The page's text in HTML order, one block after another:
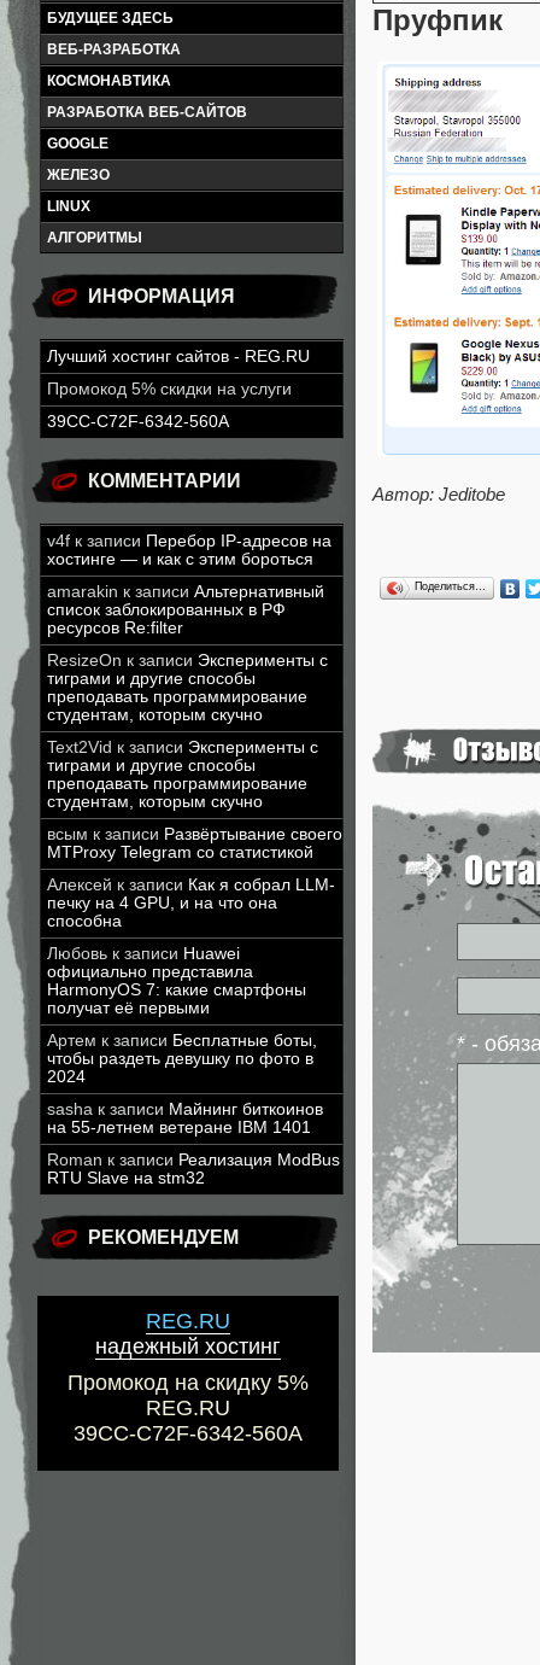
БУДУЩЕЕ ЗДЕСЬ
ВЕБ-РАЗРАБОТКА
КОСМОНАВТИКА
РАЗРАБОТКА ВЕБ-САЙТОВ
GOOGLE
ЖЕЛЕЗО
LINUX
АЛГОРИТМЫ
ИНФОРМАЦИЯ
Лучший хостинг сайтов - REG.RU
Промокод 5% скидки на услуги
39CC-C72F-6342-560A
КОММЕНТАРИИ
v4f к записи Перебор IP-адресов на
хостинге — и как с этим бороться
amarakin к записи Альтернативный
список заблокированных в РФ
ресурсов Re:filter
ResizeOn к записи Эксперименты с
тиграми и другие способы
преподавать программирование
студентам, которым скучно
Text2Vid к записи Эксперименты с
тиграми и другие способы
преподавать программирование
студентам, которым скучно
всым к записи Развёртывание своего
MTProxy Telegram со статистикой
Алексей к записи Как я собрал LLM-
печку на 4 GPU, и на что она
способна
Любовь к записи Huawei
официально представила
HarmonyOS 7: какие смартфоны
получат её первыми
Артем к записи Бесплатные боты,
чтобы раздеть девушку по фото в
2024
sasha к записи Майнинг биткоинов
на 55-летнем ветеране IBM 1401
Roman к записи Реализация ModBus
RTU Slave на stm32
РЕКОМЕНДУЕМ
REG.RU
надежный хостинг
Промокод на скидку 5%
REG.RU
39CC-C72F-6342-560A
Пруфпик
Автор: Jeditobe
Поделиться…
* -